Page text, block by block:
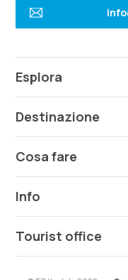
Esplora
Destinazione
Cosa fare
Info
Tourist office